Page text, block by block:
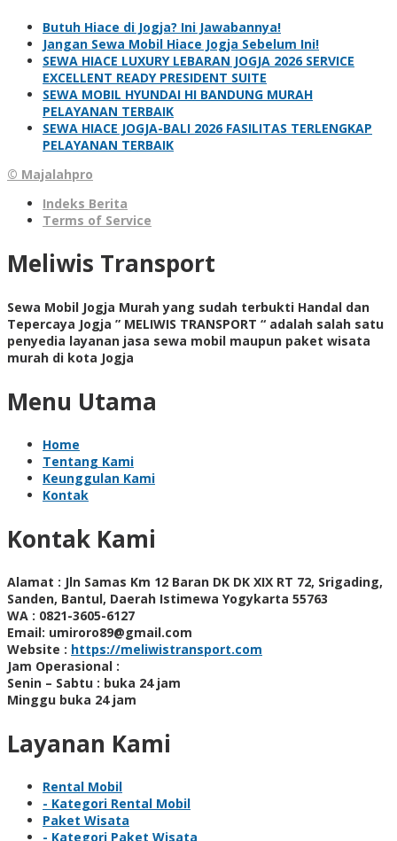
Butuh Hiace di Jogja? Ini Jawabannya!
Jangan Sewa Mobil Hiace Jogja Sebelum Ini!
SEWA HIACE LUXURY LEBARAN JOGJA 2026 SERVICE
EXCELLENT READY PRESIDENT SUITE
SEWA MOBIL HYUNDAI HI BANDUNG MURAH
PELAYANAN TERBAIK
SEWA HIACE JOGJA-BALI 2026 FASILITAS TERLENGKAP
PELAYANAN TERBAIK
© Majalahpro
Indeks Berita
Terms of Service
Meliwis Transport
Sewa Mobil Jogja Murah yang sudah terbukti Handal dan
Tepercaya Jogja ” MELIWIS TRANSPORT “ adalah salah satu
penyedia layanan jasa sewa mobil maupun paket wisata
murah di kota Jogja
Menu Utama
Home
Tentang Kami
Keunggulan Kami
Kontak
Kontak Kami
Alamat : Jln Samas Km 12 Baran DK DK XIX RT 72, Srigading,
Sanden, Bantul, Daerah Istimewa Yogykarta 55763
WA : 0821-3605-6127
Email: umiroro89@gmail.com
Website : https://meliwistransport.com
Jam Operasional :
Senin – Sabtu : buka 24 jam
Minggu buka 24 jam
Layanan Kami
Rental Mobil
- Kategori Rental Mobil
Paket Wisata
- Kategori Paket Wisata